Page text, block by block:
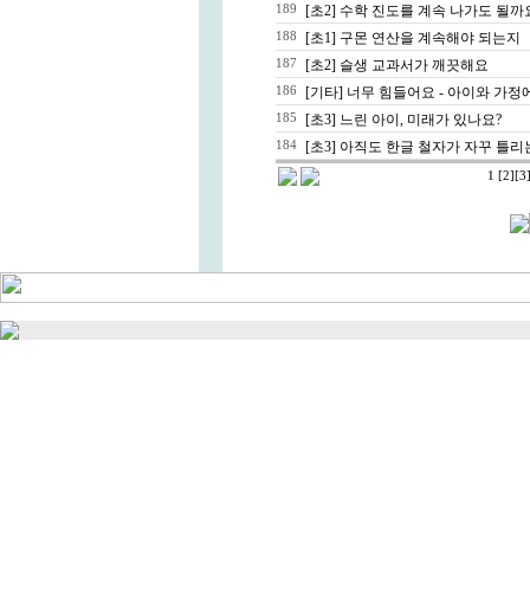
189 [초2] 수학 진도를 계속 나가도 될까
188 [초1] 구몬 연산을 계속해야 되는지
187 [초2] 슬생 교과서가 깨끗해요
186 [기타] 너무 힘들어요 - 아이와 가정
185 [초3] 느린 아이, 미래가 있나요?
184 [초3] 아직도 한글 철자가 자꾸 틀리
1 [2] [3]